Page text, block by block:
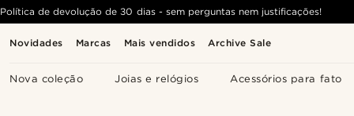
Novidades Marcas Mais vendidos Archive Sale
Nova coleção Joias e relógios Acessórios para fato
Política de devolução de 30 dias - sem perguntas nem justificações!